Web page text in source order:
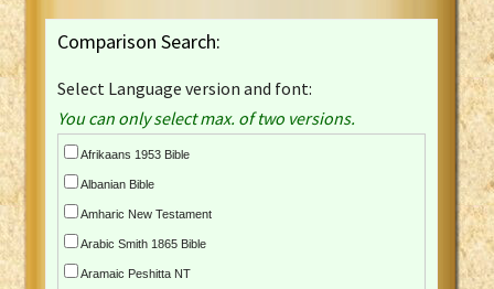
Comparison Search:
Select Language version and font:
You can only select max. of two versions.
Afrikaans 1953 Bible
Albanian Bible
Amharic New Testament
Arabic Smith 1865 Bible
Aramaic Peshitta NT